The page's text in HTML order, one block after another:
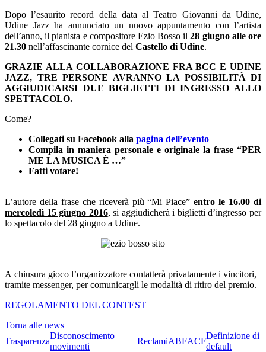
Dopo l’esaurito record della data al Teatro Giovanni da Udine,
Udine Jazz ha annunciato un nuovo appuntamento con l’artista
dell’anno, il pianista e compositore Ezio Bosso il28 giugno alle ore
21.30 nell’affascinante cornice del Castello di Udine.
GRAZIE ALLA COLLABORAZIONE FRA BCC E UDINE
JAZZ, TRE PERSONE AVRANNO LA POSSIBILITÀ DI
AGGIUDICARSI DUE BIGLIETTI DI INGRESSO ALLO
SPETTACOLO.
Come?
Collegati su Facebook alla pagina dell’evento
Compila in maniera personale e originale la frase “PER
ME LA MUSICA È …”
Fatti votare!
L’autore della frase che riceverà più “Mi Piace”entro le 16.00 di
mercoledì 15 giugno 2016, si aggiudicherà i biglietti d’ingresso per
lo spettacolo del 28 giugno a Udine.
A chiusura gioco l’organizzatore contatterà privatamente i vincitori,
tramite messenger, per comunicargli le modalità di ritiro del premio.
REGOLAMENTO DEL CONTEST
Torna alle news
Trasparenza
Disconoscimento
movimenti
ReclamiABFACF
Definizione di
default